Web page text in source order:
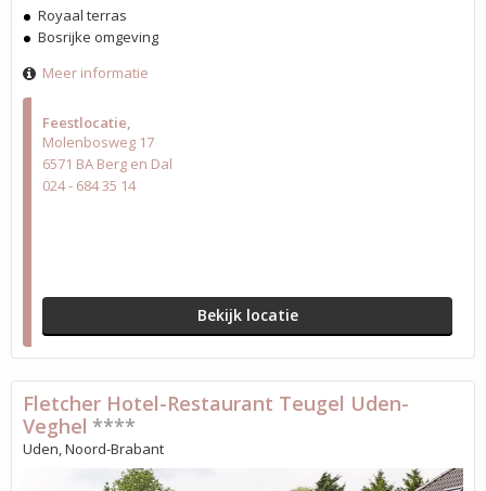
Feestlocatie
Molenbosweg 17
6571 BA Berg en Dal
024 - 684 35 14
Bekijk locatie
Royaal terras
Bosrijke omgeving
Meer informatie
Fletcher Hotel-Restaurant Teugel Uden-
Veghel ****
Uden, Noord-Brabant